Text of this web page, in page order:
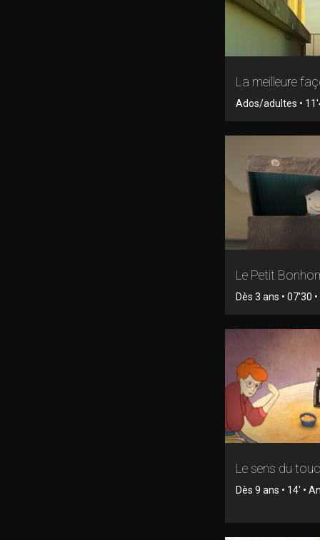
La meilleure
Ados/adultes •
Le Petit
Dès 3 ans • 07'30
Le sens du
Dès 9 ans • 14' •